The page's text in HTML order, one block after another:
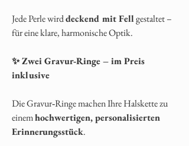
Jede Perle wirddeckend mit Fellgestaltet –
für eine klare, harmonische Optik.
✨ Zwei Gravur‑Ringe – im Preis
inklusive
Die Gravur‑Ringe machen Ihre Halskette zu
einemhochwertigen, personalisierten
Erinnerungsstück.